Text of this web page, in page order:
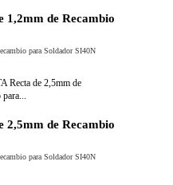
1,2mm de Recambio
para Soldador SI40N
2,5mm de Recambio
para Soldador SI40N